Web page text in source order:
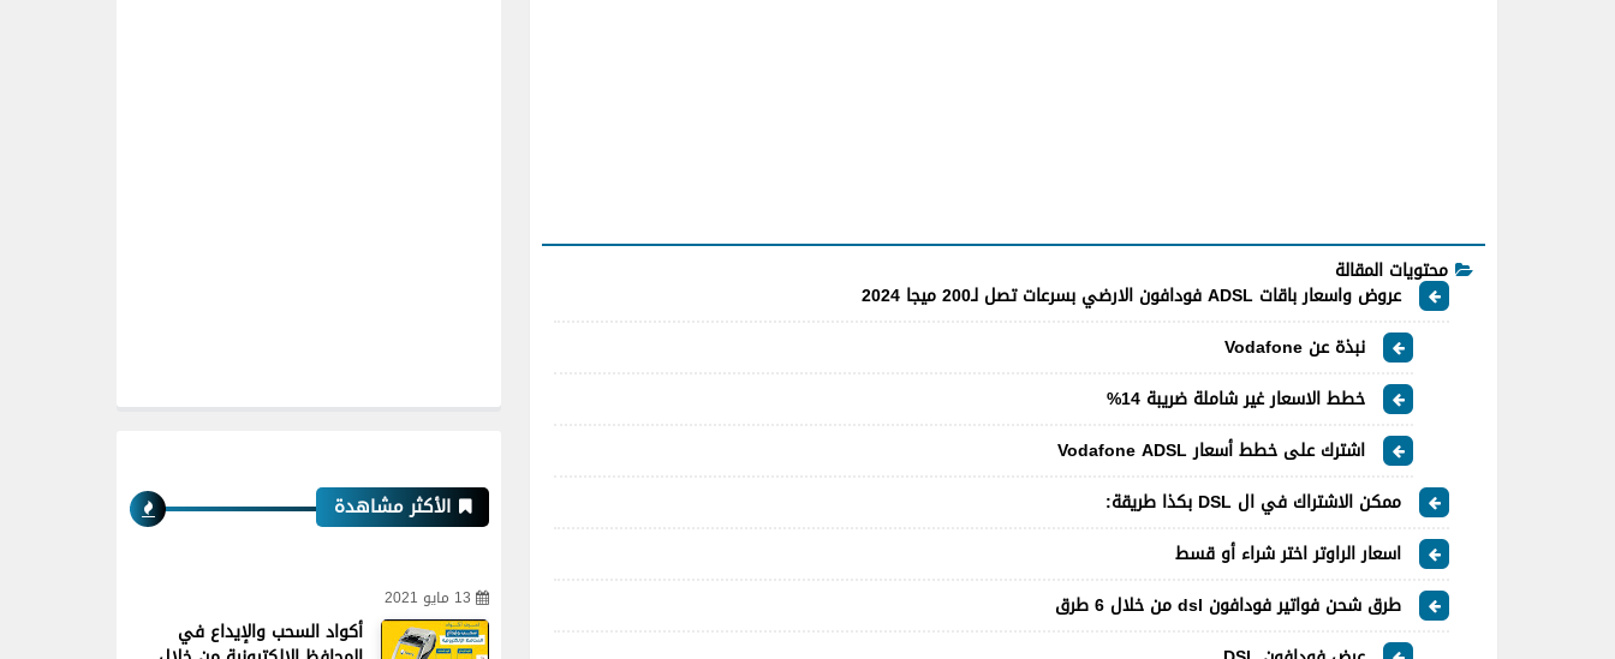
محتويات المقالة
عروض واسعار باقات ADSL فودافون الارضي بسرعات تصل لـ200 ميجا 2024
نبذة عن Vodafone
خطط الاسعار غير شاملة ضريبة 14%
اشترك على خطط أسعار Vodafone ADSL
ممكن الاشتراك في ال DSL بكذا طريقة:
اسعار الراوتر اختر شراء أو قسط
طرق شحن فواتير فودافون dsl من خلال 6 طرق
الأكثر مشاهدة
13 مايو 2021
أكواد السحب والإيداع في